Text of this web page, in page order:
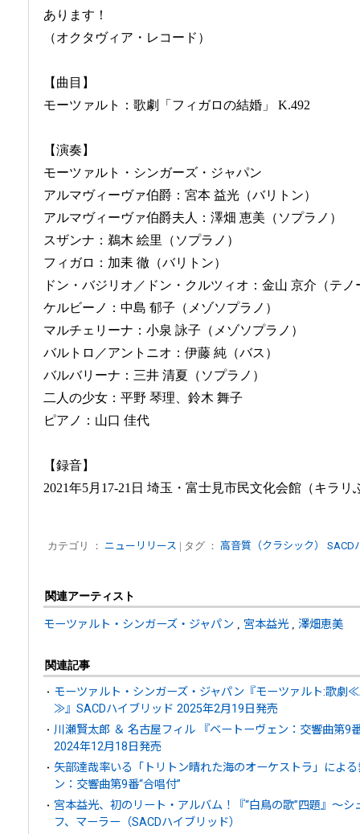
あります！
（オクタヴィア・レコード）
【曲目】
モーツァルト：歌劇「フィガロの結婚」 K.492
【演奏】
モーツァルト・シンガーズ・ジャパン
アルマヴィーヴァ伯爵：宮本 益光（バリトン）
アルマヴィーヴァ伯爵夫人：澤畑 恵美（ソプラノ）
スザンナ：鵜木 絵里（ソプラノ）
フィガロ：加耒 徹（バリトン）
ドン・バジリオ／ドン・クルツィオ：金山 京介（テノ
ケルビーノ：中島 郁子（メゾソプラノ）
マルチェリーナ：小泉 詠子（メゾソプラノ）
バルトロ／アントニオ：伊藤 純（バス）
バルバリーナ：三井 清夏（ソプラノ）
二人の少女：平野 琴理、鈴木 舞子
ピアノ：山口 佳代
【録音】
2021年5月17-21日 埼玉・富士見市民文化会館（キラリ
カテゴリ ： ニューリリース | タグ ： 高音質（クラシック） SACD
関連アーティスト
モーツァルト・シンガーズ・ジャパン 宮本益光 澤畑恵美
関連記事
モーツァルト・シンガーズ・ジャパン『モーツァルト:歌
≫』SACDハイブリッド 2025年2月19日発売
川瀬賢太郎 ＆ 名古屋フィル 『ベートーヴェン：交響曲第9
2024年12月18日発売
矢部達哉率いる「トリトン晴れた海のオーケストラ」によ
ン：交響曲第9番“合唱付”
宮本益光、初のリート・アルバム！『“白鳥の歌”四題』～
フ、マーラー（SACDハイブリッド）